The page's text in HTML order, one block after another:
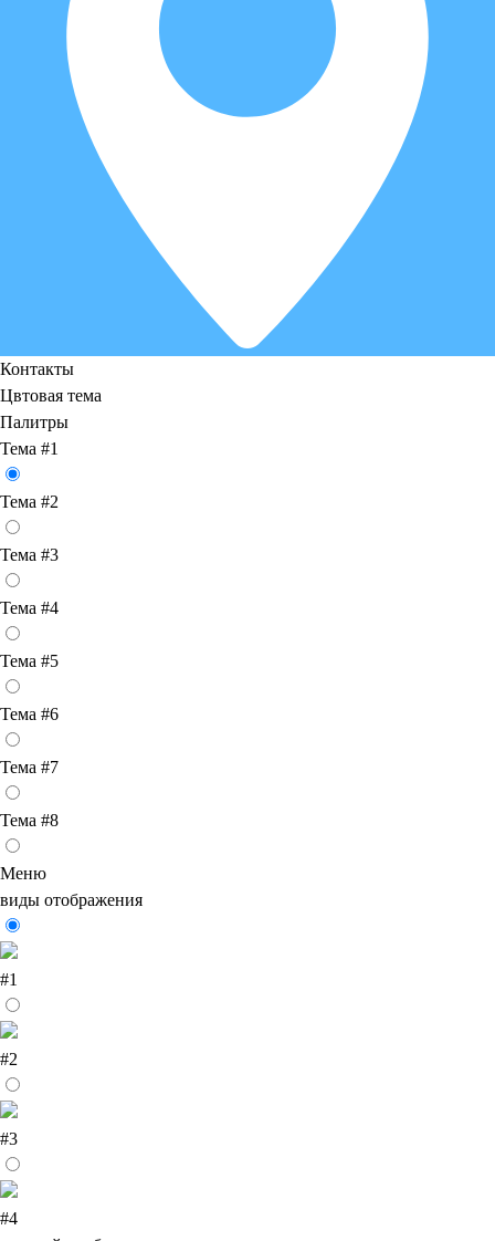
Контакты
Цвтовая тема
Палитры
Тема #1
Тема #2
Тема #3
Тема #4
Тема #5
Тема #6
Тема #7
Тема #8
Меню
виды отображения
#1
#2
#3
#4